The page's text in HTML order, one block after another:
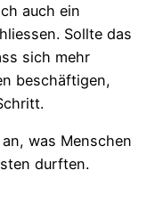
auch ein
Sollte das
sich mehr
beschäftigen,
was Menschen
durften.